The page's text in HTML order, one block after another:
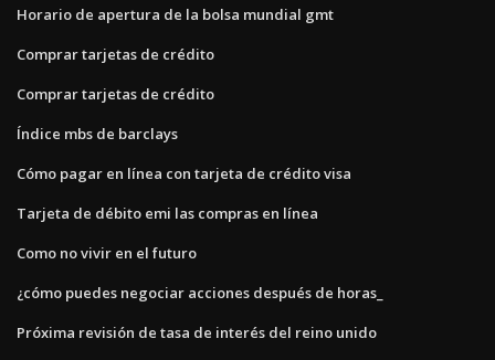
Horario de apertura de la bolsa mundial gmt
Comprar tarjetas de crédito
Comprar tarjetas de crédito
Índice mbs de barclays
Cómo pagar en línea con tarjeta de crédito visa
Tarjeta de débito emi las compras en línea
Como no vivir en el futuro
¿cómo puedes negociar acciones después de horas_
Próxima revisión de tasa de interés del reino unido